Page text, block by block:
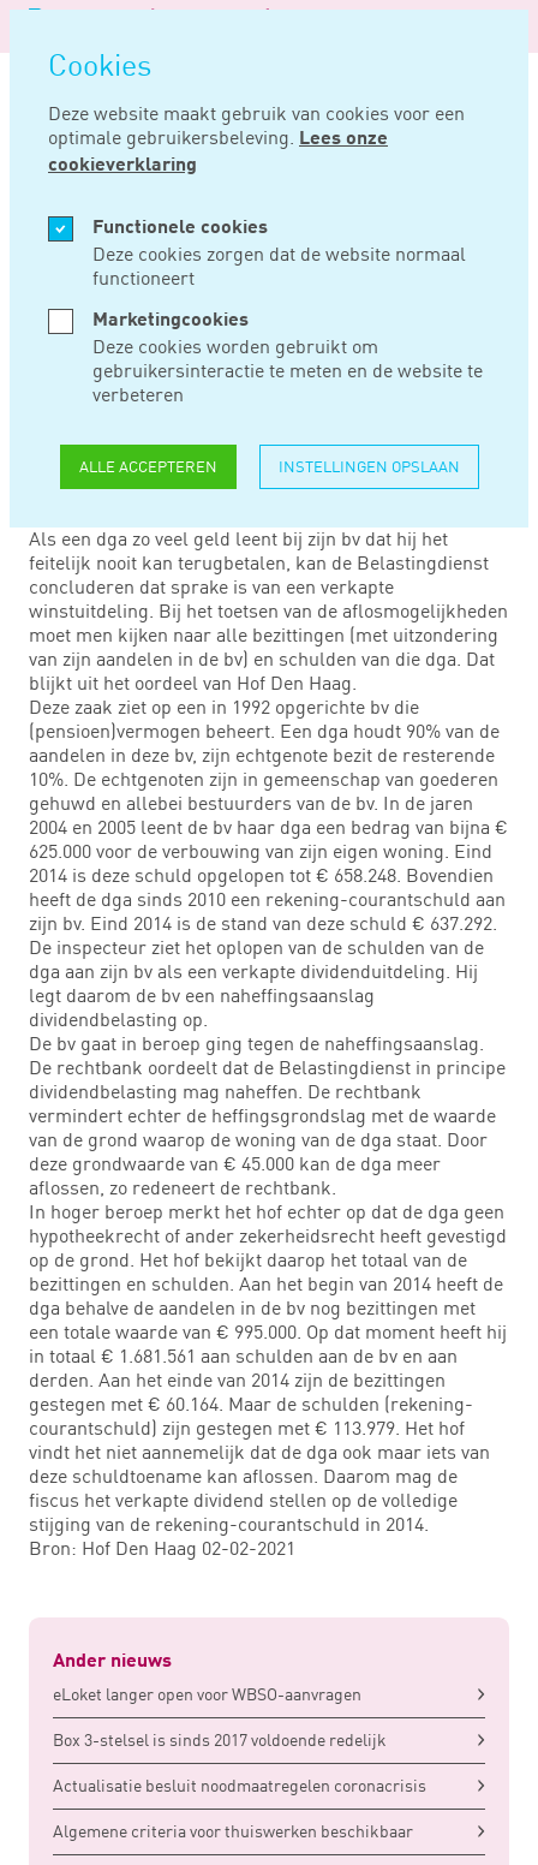
overslaan
Cookies
Deze website maakt gebruik van cookies voor een
optimale gebruikersbeleving. Lees onze
cookieverklaring
Functionele cookies
Deze cookies zorgen dat de website normaal
functioneert
Marketingcookies
Deze cookies worden gebruikt om
gebruikersinteractie te meten en de website te
verbeteren
ALLE ACCEPTEREN INSTELLINGEN OPSLAAN
Logo
Noord
Negentig
Home Nieuws
MRT 10, 2021
KIJK BIJ TOETS
VERKAPT DIVIDEND
NAAR TOTALE
VERMOGEN
Als een dga zo veel geld leent bij zijn bv dat hij het
feitelijk nooit kan terugbetalen, kan de Belastingdienst
concluderen dat sprake is van een verkapte
winstuitdeling. Bij het toetsen van de aflosmogelijkheden
moet men kijken naar alle bezittingen (met uitzondering
van zijn aandelen in de bv) en schulden van die dga. Dat
blijkt uit het oordeel van Hof Den Haag.
Deze zaak ziet op een in 1992 opgerichte bv die
(pensioen)vermogen beheert. Een dga houdt 90% van de
aandelen in deze bv, zijn echtgenote bezit de resterende
10%. De echtgenoten zijn in gemeenschap van goederen
gehuwd en allebei bestuurders van de bv. In de jaren
2004 en 2005 leent de bv haar dga een bedrag van bijna €
625.000 voor de verbouwing van zijn eigen woning. Eind
2014 is deze schuld opgelopen tot € 658.248. Bovendien
heeft de dga sinds 2010 een rekening-courantschuld aan
zijn bv. Eind 2014 is de stand van deze schuld € 637.292.
De inspecteur ziet het oplopen van de schulden van de
dga aan zijn bv als een verkapte dividenduitdeling. Hij
legt daarom de bv een naheffingsaanslag
dividendbelasting op.
De bv gaat in beroep ging tegen de naheffingsaanslag.
De rechtbank oordeelt dat de Belastingdienst in principe
dividendbelasting mag naheffen. De rechtbank
vermindert echter de heffingsgrondslag met de waarde
van de grond waarop de woning van de dga staat. Door
deze grondwaarde van € 45.000 kan de dga meer
aflossen, zo redeneert de rechtbank.
In hoger beroep merkt het hof echter op dat de dga geen
hypotheekrecht of ander zekerheidsrecht heeft gevestigd
op de grond. Het hof bekijkt daarop het totaal van de
bezittingen en schulden. Aan het begin van 2014 heeft de
dga behalve de aandelen in de bv nog bezittingen met
een totale waarde van € 995.000. Op dat moment heeft hij
in totaal € 1.681.561 aan schulden aan de bv en aan
derden. Aan het einde van 2014 zijn de bezittingen
gestegen met € 60.164. Maar de schulden (rekening-
courantschuld) zijn gestegen met € 113.979. Het hof
vindt het niet aannemelijk dat de dga ook maar iets van
deze schuldtoename kan aflossen. Daarom mag de
fiscus het verkapte dividend stellen op de volledige
stijging van de rekening-courantschuld in 2014.
Bron: Hof Den Haag 02-02-2021
Ander nieuws
eLoket langer open voor WBSO-aanvragen
Box 3-stelsel is sinds 2017 voldoende redelijk
Actualisatie besluit noodmaatregelen coronacrisis
Algemene criteria voor thuiswerken beschikbaar